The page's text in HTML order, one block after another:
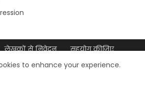
लेखकों से निवेदन
सहयोग कीजिए
उपस्थिति
आदम अली – सर्वाधिकार सुरक्षित
to enhance your experience.